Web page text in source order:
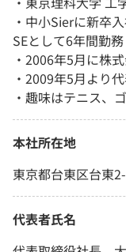
・中小Sierに新卒
SEとして6年間勤務
・2006年5月に株
・2009年5月より
・趣味はテニス、
本社所在地
東京都台東区台東
代表者氏名